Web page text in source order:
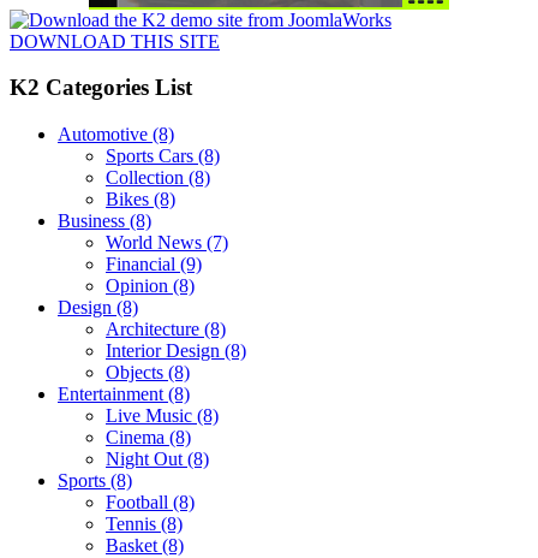
DOWNLOAD THIS SITE
K2 Categories List
Automotive (8)
Sports Cars (8)
Collection (8)
Bikes (8)
Business (8)
World News (7)
Financial (9)
Opinion (8)
Design (8)
Architecture (8)
Interior Design (8)
Objects (8)
Entertainment (8)
Live Music (8)
Cinema (8)
Night Out (8)
Sports (8)
Football (8)
Tennis (8)
Basket (8)